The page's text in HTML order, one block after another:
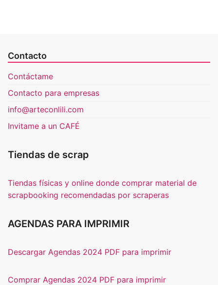
Contacto
Contáctame
Contacto para empresas
info@arteconlili.com
Invitame a un CAFÉ
Tiendas de scrap
Tiendas físicas y online donde comprar material de
scrapbooking recomendadas por scraperas
AGENDAS PARA IMPRIMIR
Descargar Agendas 2024 PDF para imprimir
Comprar Agendas 2024 PDF para imprimir